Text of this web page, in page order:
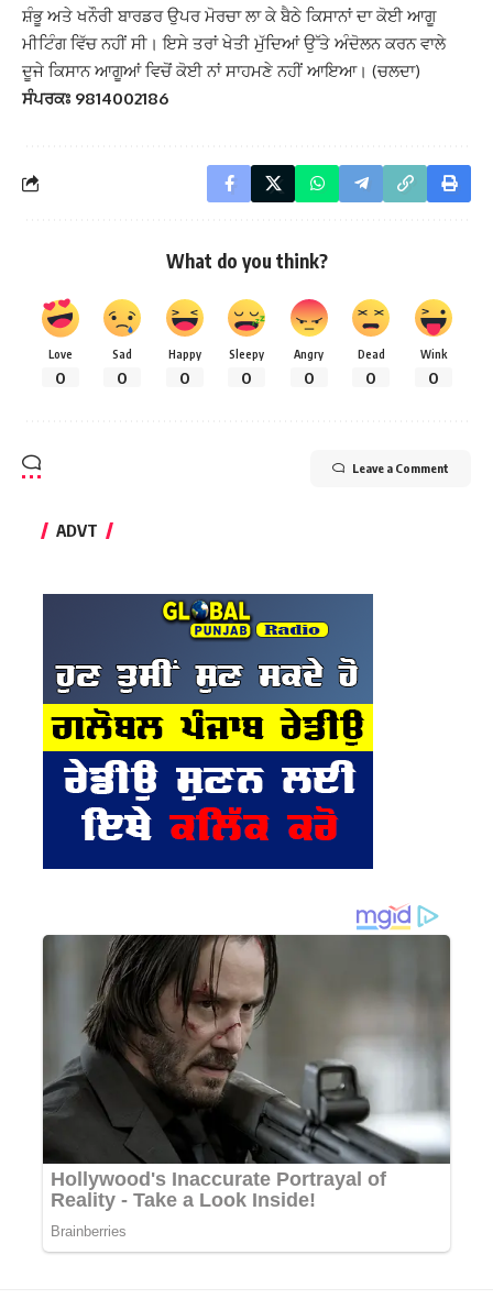
ਸ਼ੰਭੂ ਅਤੇ ਖਨੌਰੀ ਬਾਰਡਰ ਉਪਰ ਮੋਰਚਾ ਲਾ ਕੇ ਬੈਠੇ ਕਿਸਾਨਾਂ ਦਾ ਕੋਈ ਆਗੂ
ਮੀਟਿੰਗ ਵਿੱਚ ਨਹੀਂ ਸੀ। ਇਸੇ ਤਰਾਂ ਖੇਤੀ ਮੁੱਦਿਆਂ ਉੱਤੇ ਅੰਦੋਲਨ ਕਰਨ ਵਾਲੇ
ਦੂਜੇ ਕਿਸਾਨ ਆਗੂਆਂ ਵਿਚੋਂ ਕੋਈ ਨਾਂ ਸਾਹਮਣੇ ਨਹੀਂ ਆਇਆ। (ਚਲਦਾ)
ਸੰਪਰਕਃ 9814002186
What do you think?
Love
0
Sad
0
Happy
0
Sleepy
0
Angry
0
Dead
0
Wink
0
Leave a Comment
ADVT